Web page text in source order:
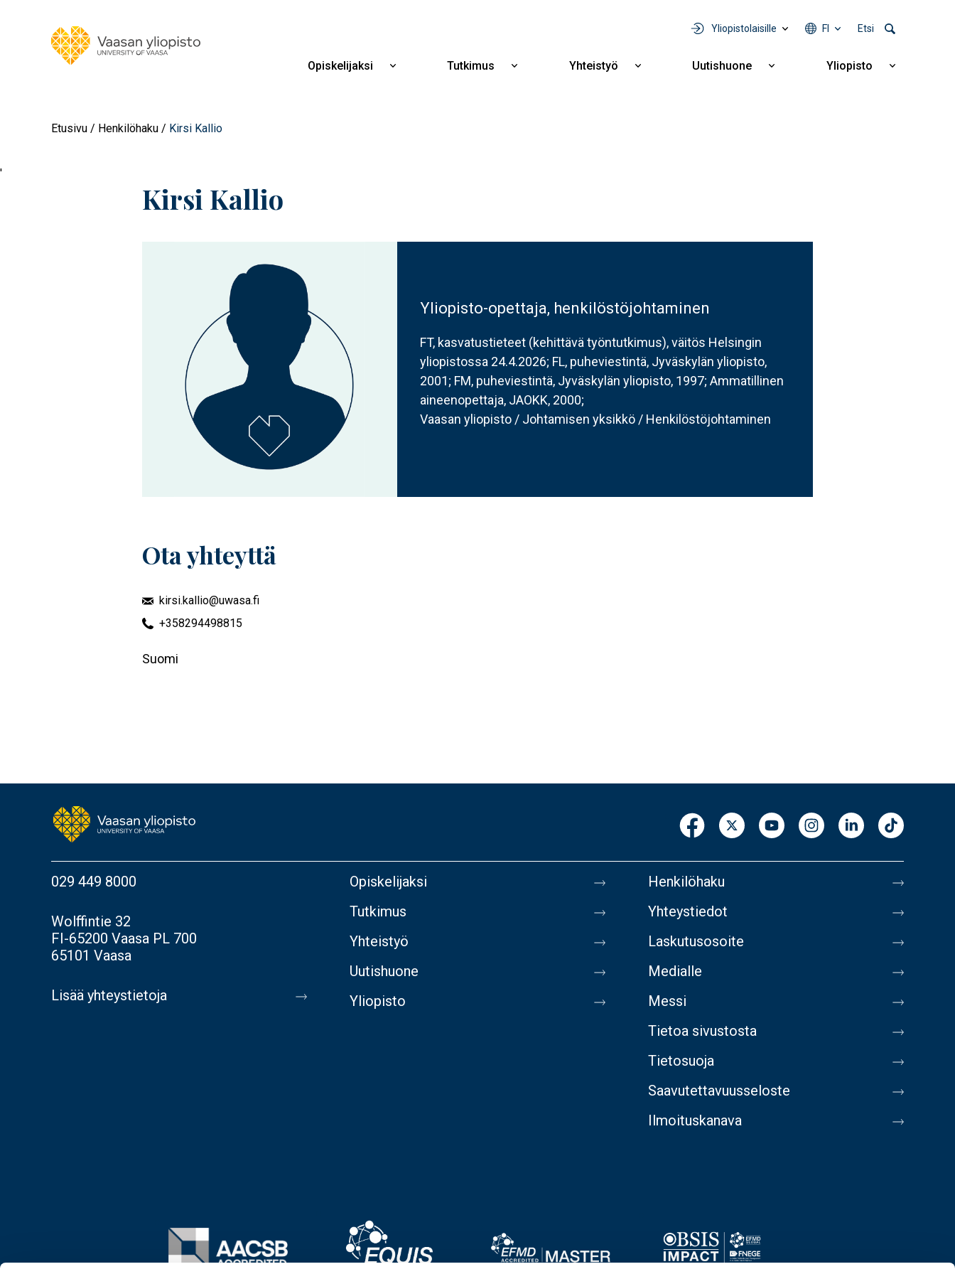
Yliopistolaisille FI Etsi
Opiskelijaksi
Näytä
Tutkimus
Näytä
Yhteistyö
Näytä
Uutishuone
Näytä
Yliopisto
Näytä
Etusivu Henkilöhaku Kirsi Kallio
'
Kirsi Kallio
Yliopisto-opettaja, henkilöstöjohtaminen
FT, kasvatustieteet (kehittävä työntutkimus), väitös Helsingin
yliopistossa 24.4.2026; FL, puheviestintä, Jyväskylän yliopisto,
2001; FM, puheviestintä, Jyväskylän yliopisto, 1997; Ammatillinen
aineenopettaja, JAOKK, 2000;
Vaasan yliopisto / Johtamisen yksikkö / Henkilöstöjohtaminen
Ota yhteyttä
kirsi.kallio@uwasa.fi
+358294498815
Suomi
029 449 8000
Wolffintie 32
FI-65200 Vaasa PL 700
65101 Vaasa
Lisää yhteystietoja
Opiskelijaksi
Tutkimus
Yhteistyö
Uutishuone
Yliopisto
Henkilöhaku
Yhteystiedot
Laskutusosoite
Medialle
Messi
Tietoa sivustosta
Tietosuoja
Saavutettavuusseloste
Ilmoituskanava
Image Image
Image
Image